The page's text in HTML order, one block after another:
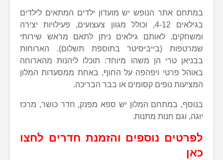
במתחם אתר הנופש יש מועדון ילדים המתאים לילדים
בגילאים 4-12, וכולל מגוון צעצועים, פעילויות יצירה
ומשחקים. לאותם גילאים ניתן לתאם מראש שירותי
שמרטפות (בייביסיטר בתוספת תשלום). הארוחות
בבניאן טרי הן משהו מיוחד: תוכלו ליהנות מהארוחה
באוהל פרטי ויפהפה על החוף, באחת ממסעדות המלון
המציעות נופים קסומים או בבר הבריכה.
בנוסף, במתחם המלון יש ספא מפנק, חדר כושר, מרכז
יוגה, וגם חנות מתנות.
לפרטים נוספים והזמנת חדרים לחצו
כאן